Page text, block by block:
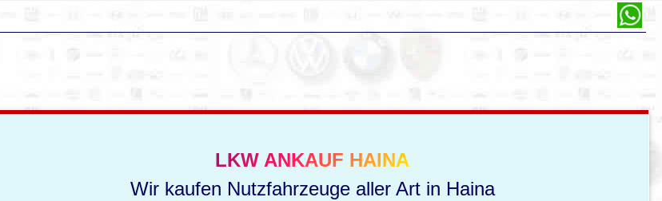
LKW ANKAUF HAINA
Wir kaufen Nutzfahrzeuge aller Art in Haina